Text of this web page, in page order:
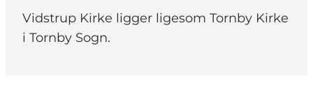
Vidstrup Kirke ligger ligesom Tornby Kirke
i Tornby Sogn.